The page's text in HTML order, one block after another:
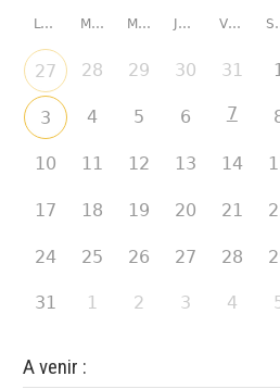
LUNDI MARDI MERCREDI JEUDI VENDREDI
27 28 29 30 31
3 4 5 6 7
10 11 12 13 14
17 18 19 20 21
24 25 26 27 28
31 1 2 3 4
A venir :